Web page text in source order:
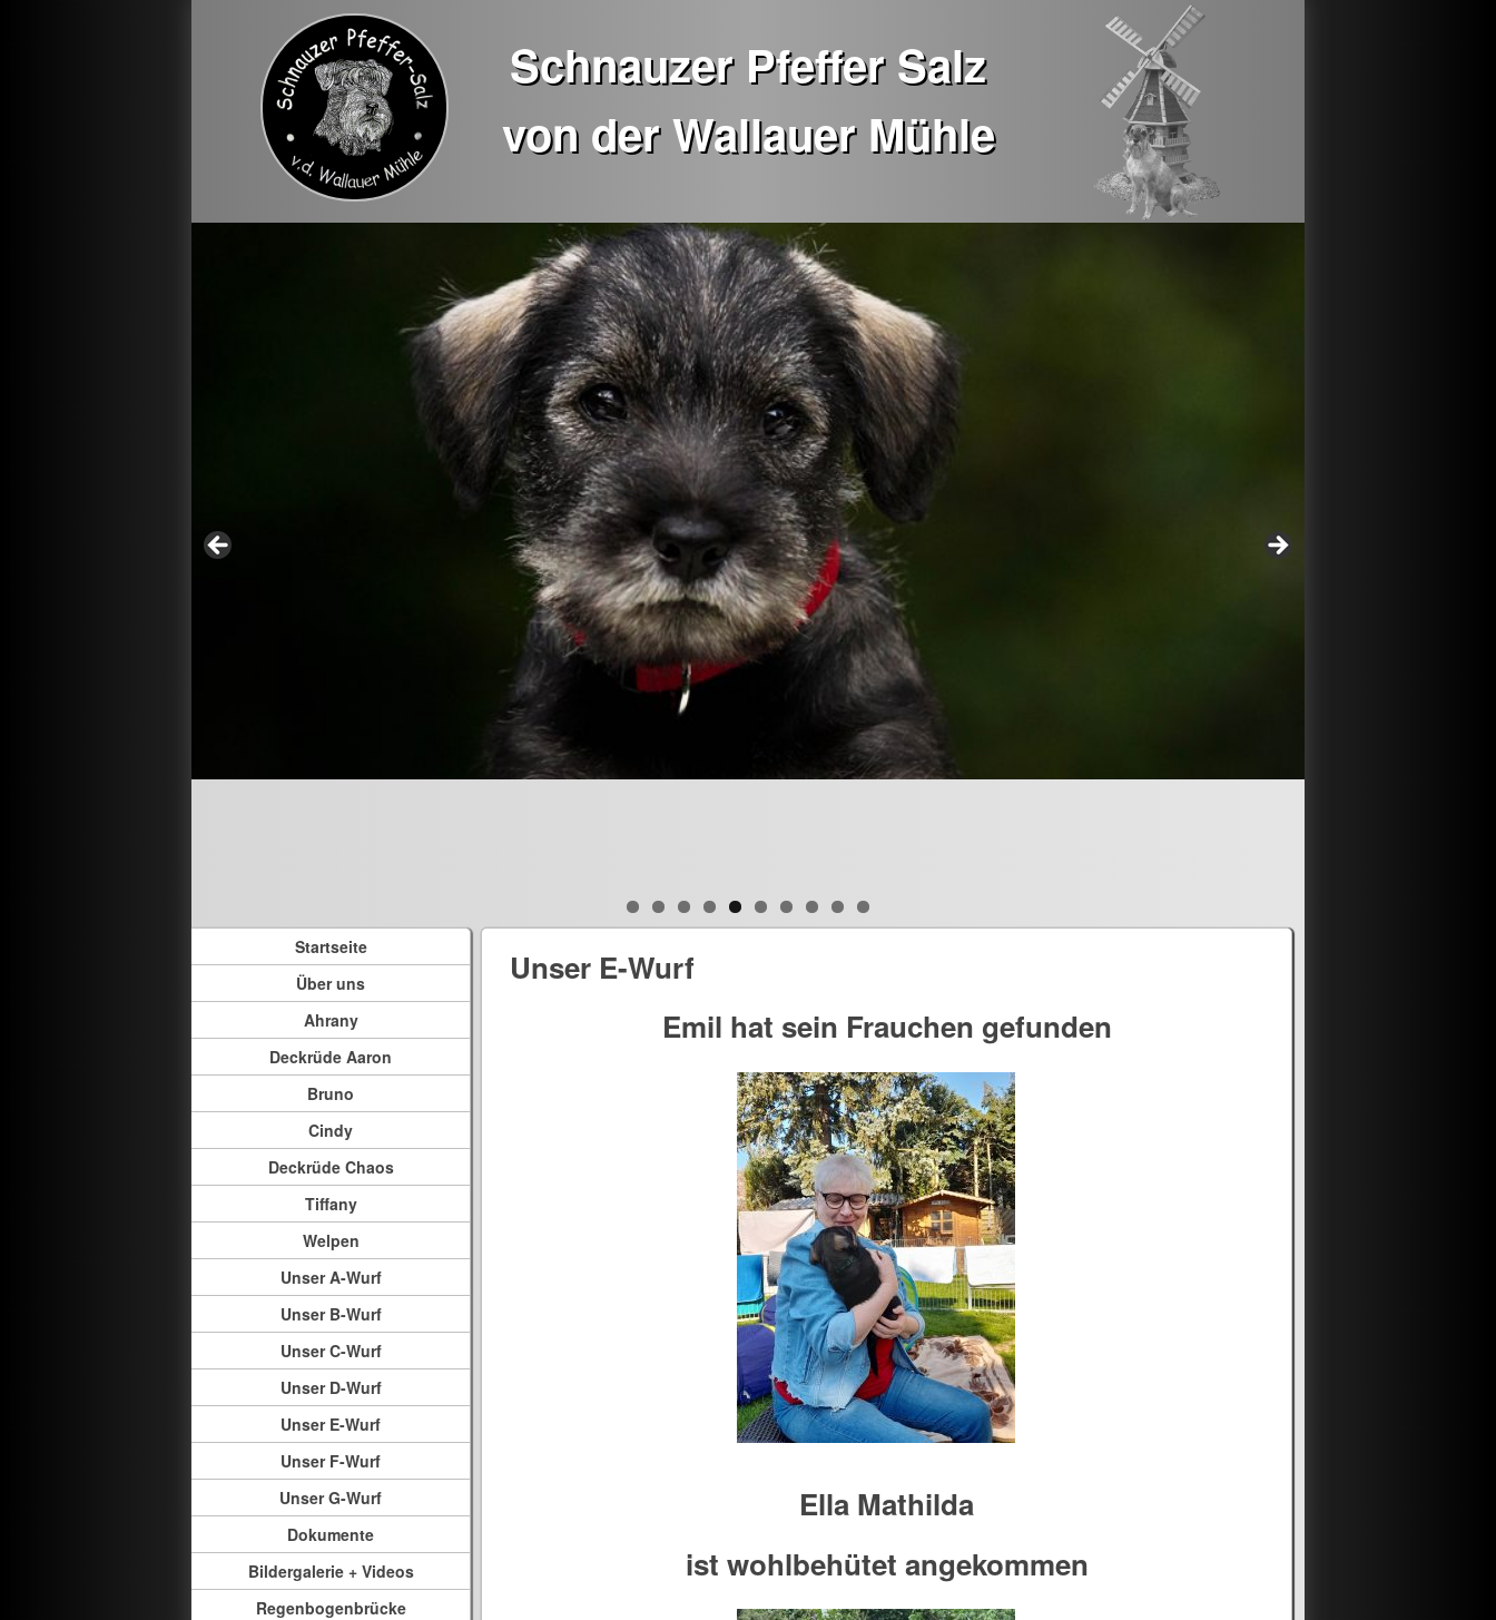
Schnauzer Pfeffer Salz
von der Wallauer Mühle
Startseite
Über uns
Ahrany
Deckrüde Aaron
Bruno
Cindy
Deckrüde Chaos
Tiffany
Welpen
Unser A-Wurf
Unser B-Wurf
Unser C-Wurf
Unser D-Wurf
Unser E-Wurf
Unser F-Wurf
Unser G-Wurf
Dokumente
Bildergalerie + Videos
Regenbogenbrücke
Unser E-Wurf
Emil hat sein Frauchen gefunden
Ella Mathilda
ist wohlbehütet angekommen